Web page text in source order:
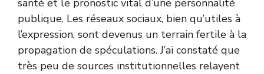
santé et le pronostic vital d’une personnalité
publique. Les réseaux sociaux, bien qu’utiles à
l’expression, sont devenus un terrain fertile à la
propagation de spéculations. J’ai constaté que
très peu de sources institutionnelles relayent